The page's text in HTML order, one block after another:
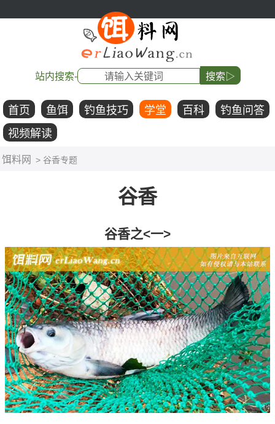
站内搜索- 搜索▷
首页 鱼饵 钓鱼技巧 学堂 百科
钓鱼问答
视频解读
饵料网 > 谷香专题
谷香
谷香之<一>